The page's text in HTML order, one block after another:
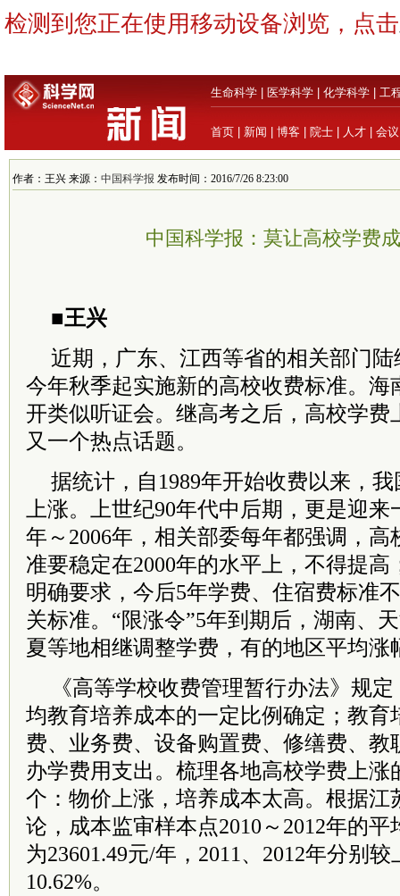
检测到您正在使用移动设备浏览，点击
生命科学 医学科学 化学科学 工
首页 新闻 博客 院士 人才 会议
作者：王兴 来源： 中国科学报 发布时间：2016/7/26 8:23:00
中国科学报：莫让高校学费
■王兴
近期，广东、江西等省的相关部门
今年秋季起实施新的高校收费标准。海
开类似听证会。继高考之后，高校学费
又一个热点话题。
据统计，自1989年开始收费以来，
上涨。上世纪90年代中后期，更是迎
年～2006年，相关部委每年都强调，
准要稳定在2000年的水平上，不得提高
明确要求，今后5年学费、住宿费标准
关标准。“限涨令”5年到期后，湖南、
夏等地相继调整学费，有的地区平均涨
《高等学校收费管理暂行办法》规
均教育培养成本的一定比例确定；教育
费、业务费、设备购置费、修缮费、教
办学费用支出。梳理各地高校学费上涨
个：物价上涨，培养成本太高。根据江
论，成本监审样本点2010～2012年的
为23601.49元/年，2011、2012年分别
10.62%。